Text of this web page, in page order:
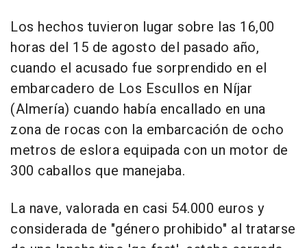
Los hechos tuvieron lugar sobre las 16,00
horas del 15 de agosto del pasado año,
cuando el acusado fue sorprendido en el
embarcadero de Los Escullos en Níjar
(Almería) cuando había encallado en una
zona de rocas con la embarcación de ocho
metros de eslora equipada con un motor de
300 caballos que manejaba.
La nave, valorada en casi 54.000 euros y
considerada de "género prohibido" al tratarse